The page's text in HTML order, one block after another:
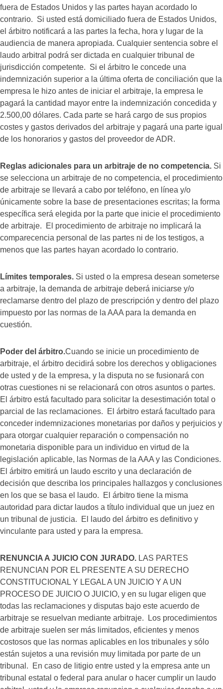
fuera de Estados Unidos y las partes hayan acordado lo
contrario. Si usted está domiciliado fuera de Estados Unidos,
el árbitro notificará a las partes la fecha, hora y lugar de la
audiencia de manera apropiada. Cualquier sentencia sobre el
laudo arbitral podrá ser dictada en cualquier tribunal de
jurisdicción competente. Si el árbitro le concede una
indemnización superior a la última oferta de conciliación que la
empresa le hizo antes de iniciar el arbitraje, la empresa le
pagará la cantidad mayor entre la indemnización concedida y
2.500,00 dólares. Cada parte se hará cargo de sus propios
costes y gastos derivados del arbitraje y pagará una parte igual
de los honorarios y gastos del proveedor de ADR.
Reglas adicionales para un arbitraje de no competencia. Si
se selecciona un arbitraje de no competencia, el procedimiento
de arbitraje se llevará a cabo por teléfono, en línea y/o
únicamente sobre la base de presentaciones escritas; la forma
específica será elegida por la parte que inicie el procedimiento
de arbitraje. El procedimiento de arbitraje no implicará la
comparecencia personal de las partes ni de los testigos, a
menos que las partes hayan acordado lo contrario.
Límites temporales. Si usted o la empresa desean someterse
a arbitraje, la demanda de arbitraje deberá iniciarse y/o
reclamarse dentro del plazo de prescripción y dentro del plazo
impuesto por las normas de la AAA para la demanda en
cuestión.
Poder del árbitro.Cuando se inicie un procedimiento de
arbitraje, el árbitro decidirá sobre los derechos y obligaciones
de usted y de la empresa, y la disputa no se fusionará con
otras cuestiones ni se relacionará con otros asuntos o partes.
El árbitro está facultado para solicitar la desestimación total o
parcial de las reclamaciones. El árbitro estará facultado para
conceder indemnizaciones monetarias por daños y perjuicios y
para otorgar cualquier reparación o compensación no
monetaria disponible para un individuo en virtud de la
legislación aplicable, las Normas de la AAA y las Condiciones.
El árbitro emitirá un laudo escrito y una declaración de
decisión que describa los principales hallazgos y conclusiones
en los que se basa el laudo. El árbitro tiene la misma
autoridad para dictar laudos a título individual que un juez en
un tribunal de justicia. El laudo del árbitro es definitivo y
vinculante para usted y para la empresa.
RENUNCIA A JUICIO CON JURADO. LAS PARTES
RENUNCIAN POR EL PRESENTE A SU DERECHO
CONSTITUCIONAL Y LEGAL A UN JUICIO Y A UN
PROCESO DE JUICIO O JUICIO, y en su lugar eligen que
todas las reclamaciones y disputas bajo este acuerdo de
arbitraje se resuelvan mediante arbitraje. Los procedimientos
de arbitraje suelen ser más limitados, eficientes y menos
costosos que las normas aplicables en los tribunales y sólo
están sujetos a una revisión muy limitada por parte de un
tribunal. En caso de litigio entre usted y la empresa ante un
tribunal estatal o federal para anular o hacer cumplir un laudo